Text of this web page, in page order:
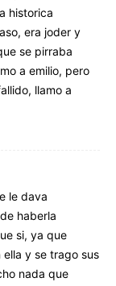
historica
era joder y
se pirraba
a emilio, pero
llamo a
le dava
haberla
si, ya que
y se trago sus
nada que